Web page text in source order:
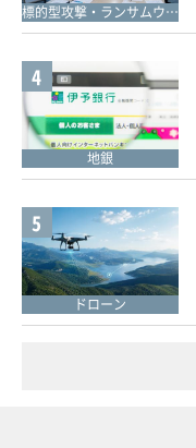
標的型攻撃・ランサムウェア対策
4
地銀
5
ドローン